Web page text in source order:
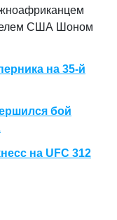
США Шоном
на 35-й
бой
на UFC 312